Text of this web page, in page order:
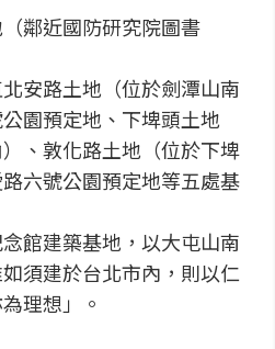
鄰近國防研究院圖書
安路土地（位於劍潭山南
園預定地、下埤頭土地
）、敦化路土地（位於下埤
六號公園預定地等五處基
館建築基地，以大屯山南
須建於台北市內，則以仁
理想」。